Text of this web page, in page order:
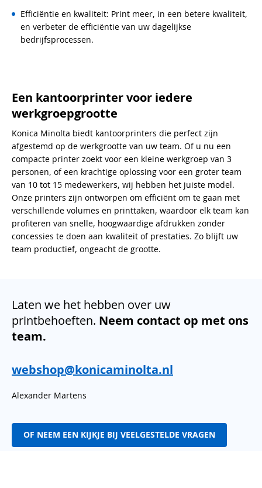
Efficiëntie en kwaliteit: Print meer, in een betere kwaliteit,
en verbeter de efficiëntie van uw dagelijkse
bedrijfsprocessen.
Een kantoorprinter voor iedere
werkgroepgrootte
Konica Minolta biedt kantoorprinters die perfect zijn
afgestemd op de werkgrootte van uw team. Of u nu een
compacte printer zoekt voor een kleine werkgroep van 3
personen, of een krachtige oplossing voor een groter team
van 10 tot 15 medewerkers, wij hebben het juiste model.
Onze printers zijn ontworpen om efficiënt om te gaan met
verschillende volumes en printtaken, waardoor elk team kan
profiteren van snelle, hoogwaardige afdrukken zonder
concessies te doen aan kwaliteit of prestaties. Zo blijft uw
team productief, ongeacht de grootte.
Laten we het hebben over uw
printbehoeften. Neem contact op met ons
team.
webshop@konicaminolta.nl
Alexander Martens
OF NEEM EEN KIJKJE BIJ VEELGESTELDE VRAGEN